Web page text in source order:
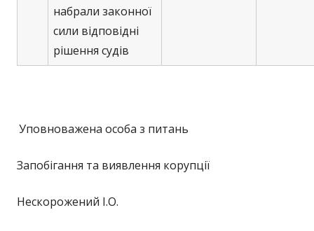
набрали законної
сили відповідні
рішення судів
Уповноважена особа з питань
Запобігання та виявлення корупції
Нескорожений І.О.